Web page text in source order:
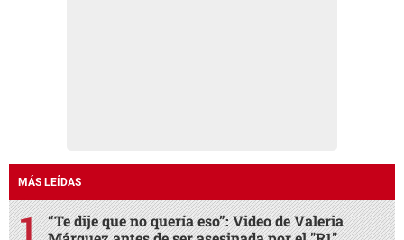
MÁS LEÍDAS
“Te dije que no quería eso”: Video de Valeria